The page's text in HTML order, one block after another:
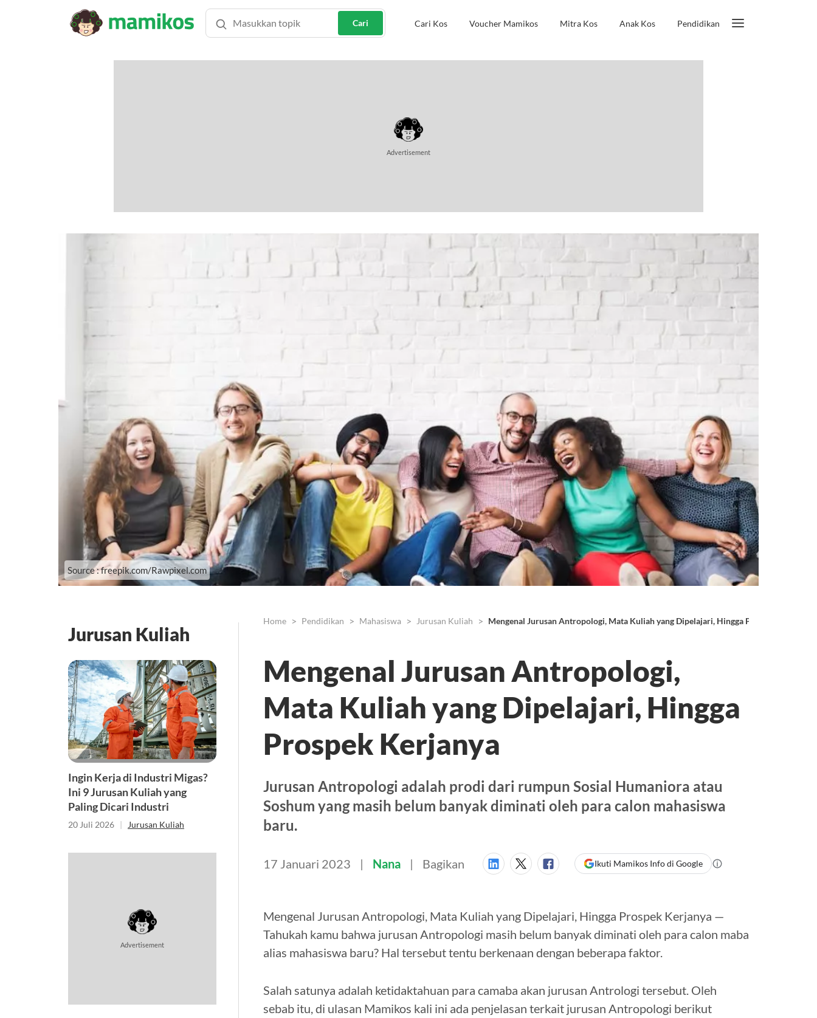
Cari Cari Kos Voucher Mamikos Mitra Kos Anak Kos Pendidikan
Advertisement
Source : freepik.com/Rawpixel.com
Jurusan Kuliah
Ingin Kerja di Industri Migas?
Ini 9 Jurusan Kuliah yang
Paling Dicari Industri
20 Juli 2026 | Jurusan Kuliah
Advertisement
Home Pendidikan Mahasiswa Jurusan Kuliah Mengenal Jurusan Antropologi, Mata Kuliah yang Dipelajari, Hingga Prospek Kerjanya
Mengenal Jurusan Antropologi,
Mata Kuliah yang Dipelajari, Hingga
Prospek Kerjanya
Jurusan Antropologi adalah prodi dari rumpun Sosial Humaniora atau
Soshum yang masih belum banyak diminati oleh para calon mahasiswa
baru.
17 Januari 2023 Nana Bagikan Ikuti Mamikos Info di Google
Mengenal Jurusan Antropologi, Mata Kuliah yang Dipelajari, Hingga Prospek Kerjanya —
Tahukah kamu bahwa jurusan Antropologi masih belum banyak diminati oleh para calon maba
alias mahasiswa baru? Hal tersebut tentu berkenaan dengan beberapa faktor.
Salah satunya adalah ketidaktahuan para camaba akan jurusan Antrologi tersebut. Oleh
sebab itu, di ulasan Mamikos kali ini ada penjelasan terkait jurusan Antropologi berikut